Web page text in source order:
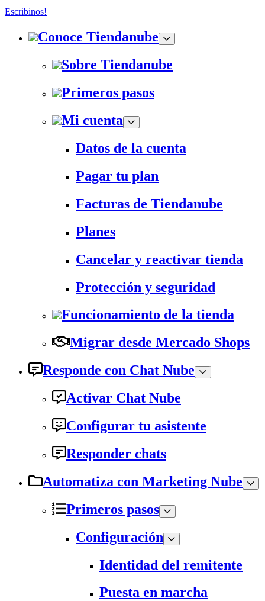
Escribinos!
Conoce Tiendanube
Sobre Tiendanube
Primeros pasos
Mi cuenta
Datos de la cuenta
Pagar tu plan
Facturas de Tiendanube
Planes
Cancelar y reactivar tienda
Protección y seguridad
Funcionamiento de la tienda
Migrar desde Mercado Shops
Responde con Chat Nube
Activar Chat Nube
Configurar tu asistente
Responder chats
Automatiza con Marketing Nube
Primeros pasos
Configuración
Identidad del remitente
Puesta en marcha